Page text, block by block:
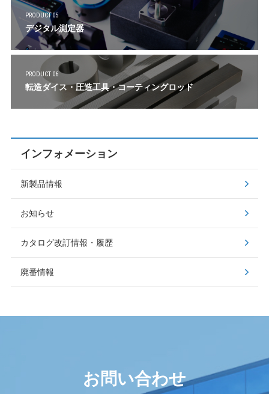
PRODUCT 05
デジタル測定器
PRODUCT 06
転造ダイス・圧造工具・コーティングロッド
インフォメーション
新製品情報
お知らせ
カタログ改訂情報・履歴
廃番情報
お問い合わせ